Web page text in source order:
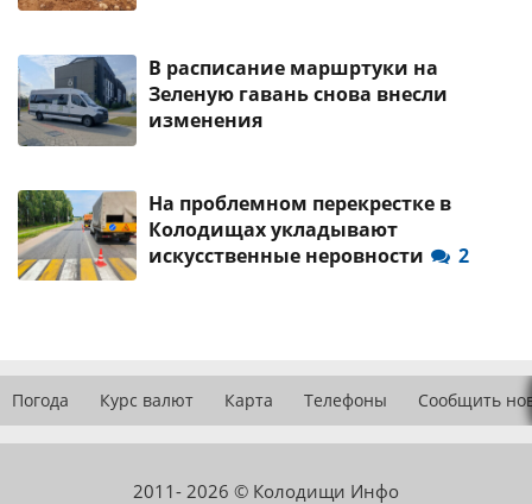
В расписание маршртуки на
Зеленую гавань снова внесли
изменения
На проблемном перекрестке в
Колодищах укладывают
искусственные неровности
2
Погода Курс валют Карта Телефоны Сообщить
2011- 2026 © Колодищи Инфо